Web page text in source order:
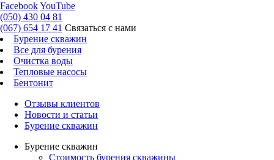
FacebookYouTube
(050) 430 04 81
(067) 654 17 41 Связаться с нами
Бурение скважин
Все для бурения
Очистка воды
Тепловые насосы
Бентонит
Отзывы клиентов
Новости и статьи
Бурение скважин
Бурение скважин
Стоимость бурения скважины